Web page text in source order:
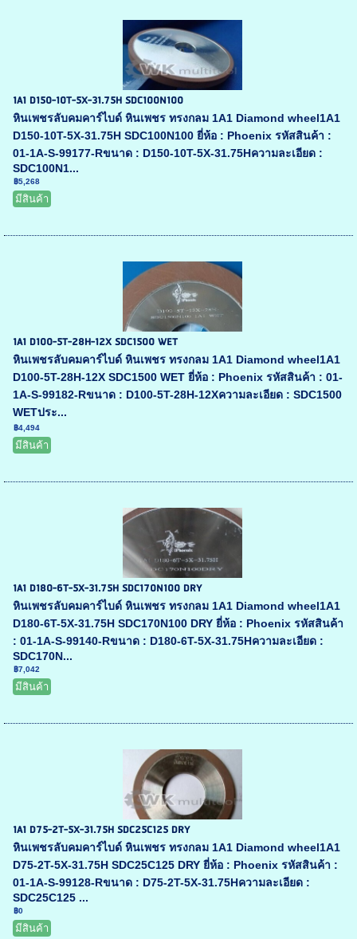
1A1 D150-10T-5X-31.75H SDC100N100
หินเพชรลับคมคาร์ไบด์ หินเพชร ทรงกลม 1A1 Diamond wheel1A1
D150-10T-5X-31.75H SDC100N100 ยี่ห้อ : Phoenix รหัสสินค้า :
01-1A-S-99177-Rขนาด : D150-10T-5X-31.75Hความละเอียด :
SDC100N1...
฿5,268
มีสินค้า
1A1 D100-5T-28H-12X SDC1500 WET
หินเพชรลับคมคาร์ไบด์ หินเพชร ทรงกลม 1A1 Diamond wheel1A1
D100-5T-28H-12X SDC1500 WET ยี่ห้อ : Phoenix รหัสสินค้า : 01-
1A-S-99182-Rขนาด : D100-5T-28H-12Xความละเอียด : SDC1500
WETประ...
฿4,494
มีสินค้า
1A1 D180-6T-5X-31.75H SDC170N100 DRY
หินเพชรลับคมคาร์ไบด์ หินเพชร ทรงกลม 1A1 Diamond wheel1A1
D180-6T-5X-31.75H SDC170N100 DRY ยี่ห้อ : Phoenix รหัสสินค้า
: 01-1A-S-99140-Rขนาด : D180-6T-5X-31.75Hความละเอียด :
SDC170N...
฿7,042
มีสินค้า
1A1 D75-2T-5X-31.75H SDC25C125 DRY
หินเพชรลับคมคาร์ไบด์ หินเพชร ทรงกลม 1A1 Diamond wheel1A1
D75-2T-5X-31.75H SDC25C125 DRY ยี่ห้อ : Phoenix รหัสสินค้า :
01-1A-S-99128-Rขนาด : D75-2T-5X-31.75Hความละเอียด :
SDC25C125 ...
฿0
มีสินค้า